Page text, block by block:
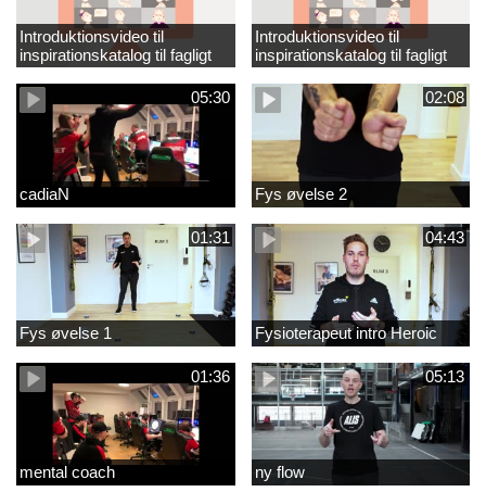
Introduktionsvideo til
inspirationskatalog til fagligt
løft_tilrettet
Introduktionsvideo til
inspirationskatalog til fagligt
løft
05:30
cadiaN
02:08
Fys øvelse 2
01:31
Fys øvelse 1
04:43
Fysioterapeut intro Heroic
01:36
mental coach
05:13
ny flow